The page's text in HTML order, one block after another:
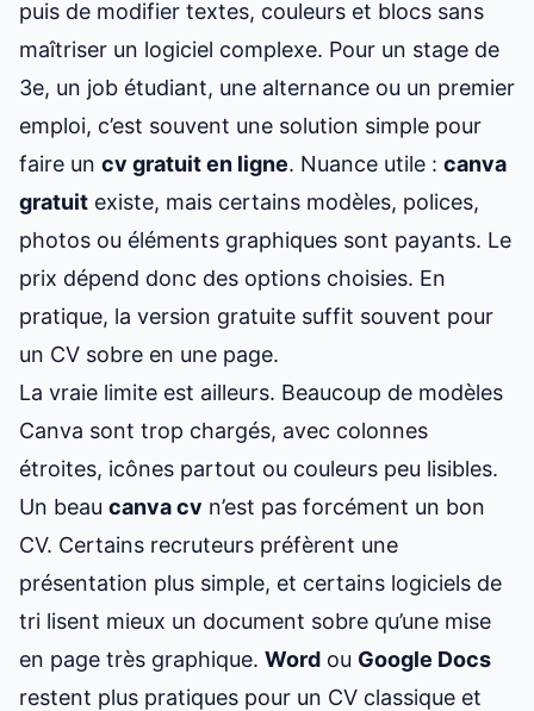
puis de modifier textes, couleurs et blocs sans
maîtriser un logiciel complexe. Pour un stage de
3e, un job étudiant, une alternance ou un premier
emploi, c’est souvent une solution simple pour
faire un cv gratuit en ligne. Nuance utile : canva
gratuit existe, mais certains modèles, polices,
photos ou éléments graphiques sont payants. Le
prix dépend donc des options choisies. En
pratique, la version gratuite suffit souvent pour
un CV sobre en une page.
La vraie limite est ailleurs. Beaucoup de modèles
Canva sont trop chargés, avec colonnes
étroites, icônes partout ou couleurs peu lisibles.
Un beau canva cv n’est pas forcément un bon
CV. Certains recruteurs préfèrent une
présentation plus simple, et certains logiciels de
tri lisent mieux un document sobre qu’une mise
en page très graphique. Word ou Google Docs
restent plus pratiques pour un CV classique et